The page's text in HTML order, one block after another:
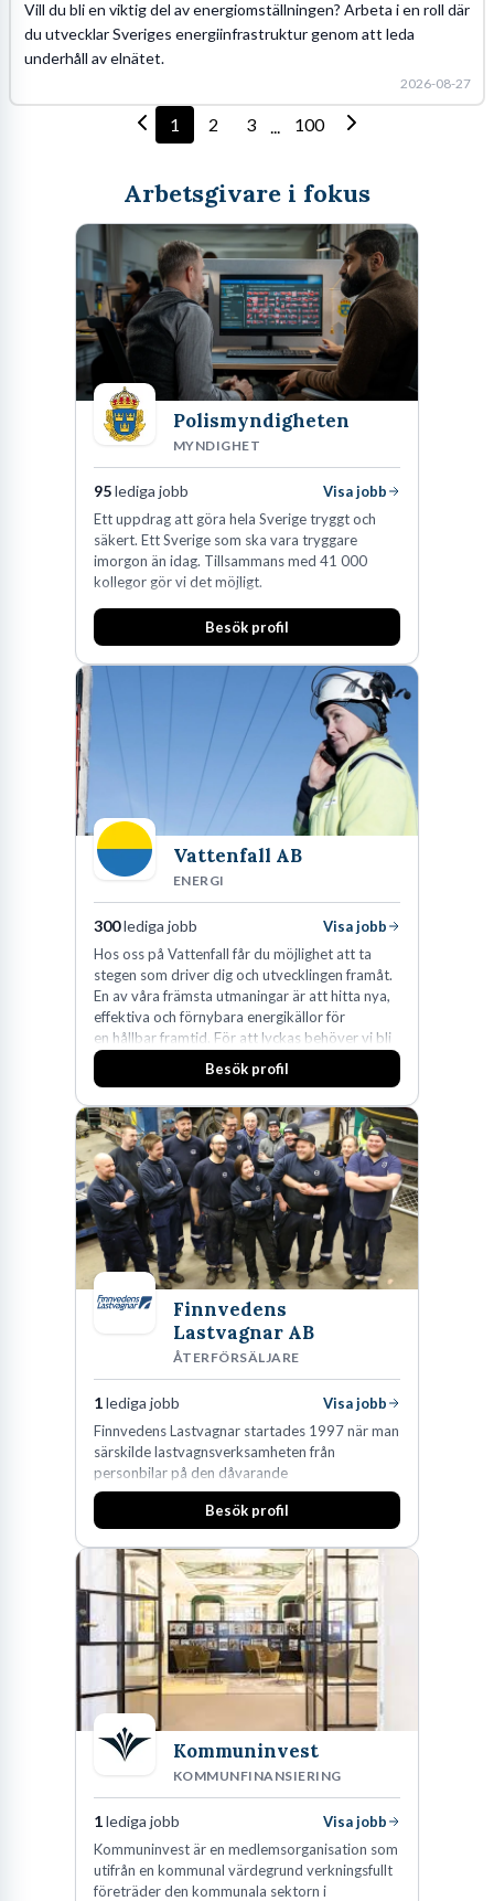
Vill du bli en viktig del av energiomställningen? Arbeta i en roll där
du utvecklar Sveriges energiinfrastruktur genom att leda
underhåll av elnätet.
2026-08-27
1 2 3 ... 100
Arbetsgivare i fokus
Polismyndigheten
MYNDIGHET
95lediga jobb
Visa jobb
Ett uppdrag att göra hela Sverige tryggt och
säkert. Ett Sverige som ska vara tryggare
imorgon än idag. Tillsammans med 41 000
kollegor gör vi det möjligt.
Besök profil
Vattenfall AB
ENERGI
300lediga jobb
Visa jobb
Hos oss på Vattenfall får du möjlighet att ta
stegen som driver dig och utvecklingen framåt.
En av våra främsta utmaningar är att hitta nya,
effektiva och förnybara energikällor för
en hållbar framtid. För att lyckas behöver vi bli
fler medarbetare som vill göra skillnad.
Besök profil
Finnvedens
Lastvagnar AB
ÅTERFÖRSÄLJARE
1lediga jobb
Visa jobb
Finnvedens Lastvagnar startades 1997 när man
särskilde lastvagnsverksamheten från
personbilar på den dåvarande
huvudanläggningen i Värnamo. Sedan dess har
man expanderat kraftigt genom ett antal
den största privata återförsäljaren av Volvo
Lastvagnar och finns representerade på 20
orter i södra Sverige.
Besök profil
Kommuninvest
KOMMUNFINANSIERING
1lediga jobb
Visa jobb
Kommuninvest är en medlemsorganisation som
utifrån en kommunal värdegrund verkningsfullt
företräder den kommunala sektorn i